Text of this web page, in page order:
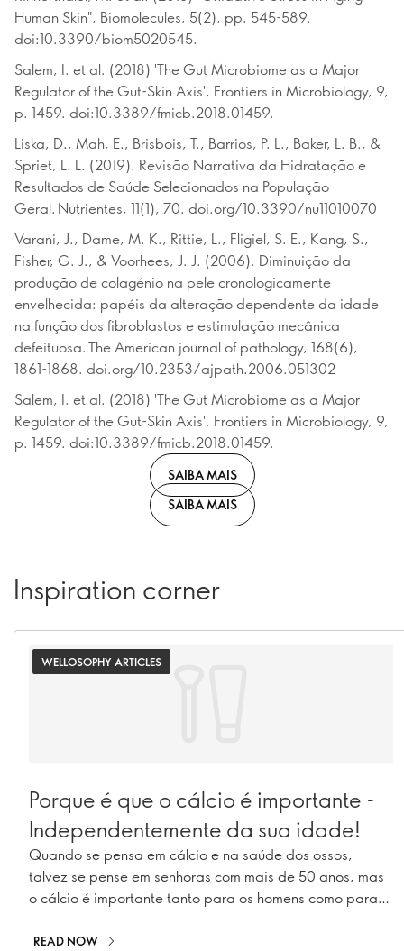
Human Skin", Biomolecules, 5(2), pp. 545-589.
doi:10.3390/biom5020545.
Salem, I. et al. (2018) 'The Gut Microbiome as a Major
Regulator of the Gut-Skin Axis', Frontiers in Microbiology, 9,
p. 1459. doi:10.3389/fmicb.2018.01459.
Liska, D., Mah, E., Brisbois, T., Barrios, P. L., Baker, L. B., &
Spriet, L. L. (2019). Revisão Narrativa da Hidratação e
Resultados de Saúde Selecionados na População
Geral. Nutrientes, 11(1), 70. doi.org/10.3390/nu11010070
Varani, J., Dame, M. K., Rittie, L., Fligiel, S. E., Kang, S.,
Fisher, G. J., & Voorhees, J. J. (2006). Diminuição da
produção de colagénio na pele cronologicamente
envelhecida: papéis da alteração dependente da idade
na função dos fibroblastos e estimulação mecânica
defeituosa. The American journal of pathology, 168(6),
1861-1868. doi.org/10.2353/ajpath.2006.051302
Salem, I. et al. (2018) 'The Gut Microbiome as a Major
Regulator of the Gut-Skin Axis', Frontiers in Microbiology, 9,
p. 1459. doi:10.3389/fmicb.2018.01459.
SAIBA MAIS
SAIBA MAIS
Inspiration corner
WELLOSOPHY ARTICLES
Porque é que o cálcio é importante -
Independentemente da sua idade!
Quando se pensa em cálcio e na saúde dos ossos,
talvez se pense em senhoras com mais de 50 anos, mas
o cálcio é importante tanto para os homens como para
idade adulta. Descubra porque é que o cálcio é
READ NOW